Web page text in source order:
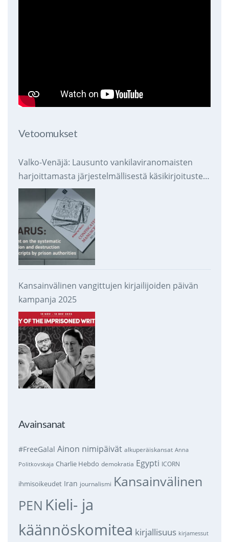
Vetoomukset
Valko-Venäjä: Lausunto vankilaviranomaisten
harjoittamasta järjestelmällisestä käsikirjoitusten
takavarikoinnista ja tuhoamisesta
Kansainvälinen vangittujen kirjailijoiden päivän
kampanja 2025
Avainsanat
#FreeGalal Ainon nimipäivät alkuperäiskansat Anna
Politkovskaja Charlie Hebdo demokratia Egypti ICORN
ihmisoikeudet Iran journalismi Kansainvälinen
PEN Kieli- ja
käännöskomitea kirjallisuus kirjamessut